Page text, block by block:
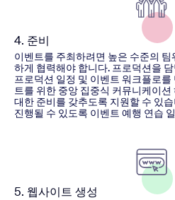
4. 준비
이벤트를 주최하려면 높은 수준의
하게 협력해야 합니다. 프로덕션을
프로덕션 일정 및 이벤트 워크플로
트를 위한 중앙 집중식 커뮤니케이
대한 준비를 갖추도록 지원할 수 있
진행될 수 있도록 이벤트 예행 연습
5. 웹사이트 생성